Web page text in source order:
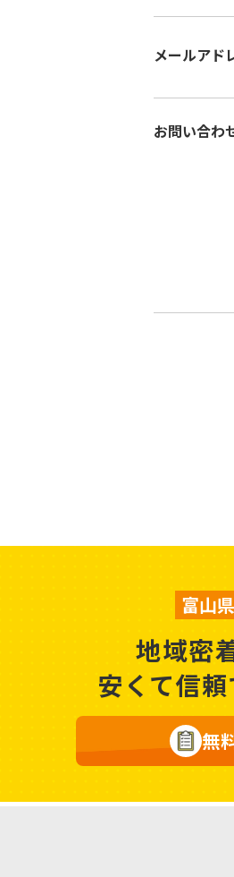
メールアド
お問い合わ
富山県
地域密
安くて信
無